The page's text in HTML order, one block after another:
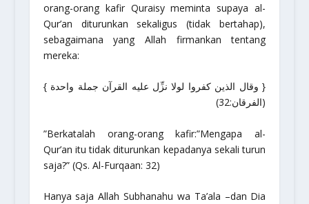
orang-orang kafir Quraisy meminta supaya al-
Qur’an diturunkan sekaligus (tidak bertahap),
sebagaimana yang Allah firmankan tentang
mereka:
{ وقال الذين كفروا لولا نزِّل عليه القرآن جملة واحدة }
(الفرقان:32)
”Berkatalah orang-orang kafir:”Mengapa al-
Qur’an itu tidak diturunkan kepadanya sekali turun
saja?”(Qs. Al-Furqaan: 32)
Hanya saja AllahSubhanahu wa Ta’ala –dan Dia